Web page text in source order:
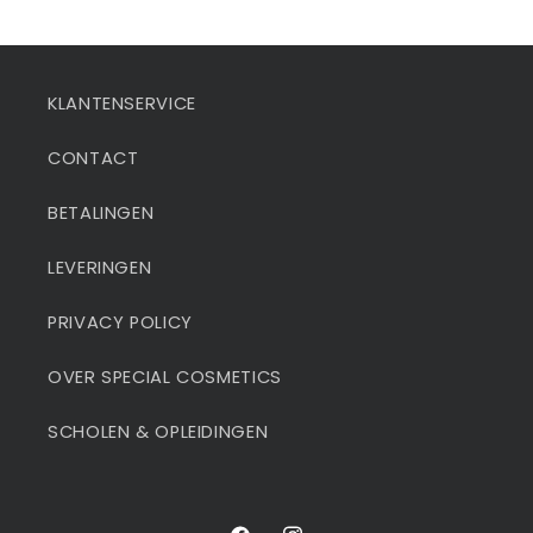
KLANTENSERVICE
CONTACT
BETALINGEN
LEVERINGEN
PRIVACY POLICY
OVER SPECIAL COSMETICS
SCHOLEN & OPLEIDINGEN